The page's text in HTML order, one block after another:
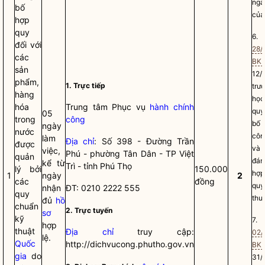
1
bố
hợp
quy
đối với
các
sản
phẩm,
hàng
hóa
trong
nước
được
quản
lý bởi
các
quy
chuẩn
kỹ
thuật
Quốc
gia do
05
ngày
làm
việc,
kể từ
ngày
nhận
đủ hồ
sơ
hợp
lệ.
1. Trực tiếp
Trung tâm Phục vụ hành chính
công
Địa chỉ: Số 398 - Đường Trần
Phú - phường Tân Dân - TP Việt
Trì - tỉnh Phú Thọ
ĐT: 0210 2222 555
2. Trực tuyến
Địa chỉtruy cập:
http://dichvucong.phutho.gov.vn
150.000
đồng
2
6.
28/
12/
và
7.
02/